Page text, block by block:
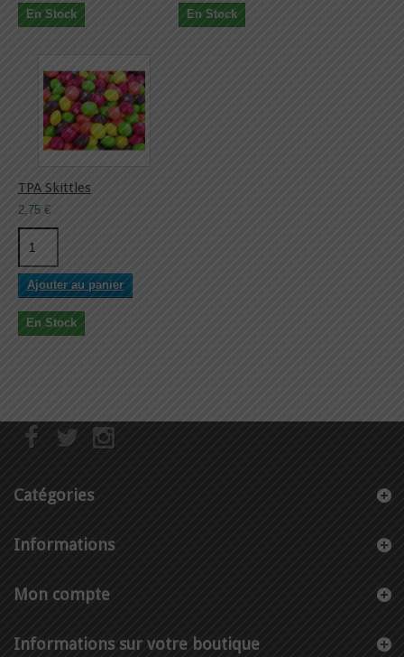
En Stock En Stock
TPA Skittles
2,75 €
Ajouter au panier
En Stock
Catégories
Informations
Mon compte
Informations sur votre boutique